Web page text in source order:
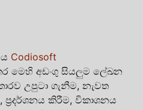
Codiosoft
මෙහි අඩංගු සියලුම ලේඛන
උපුටා ගැනීම, නැවත
ප්‍රදර්ශනය කිරීම, විකාශනය